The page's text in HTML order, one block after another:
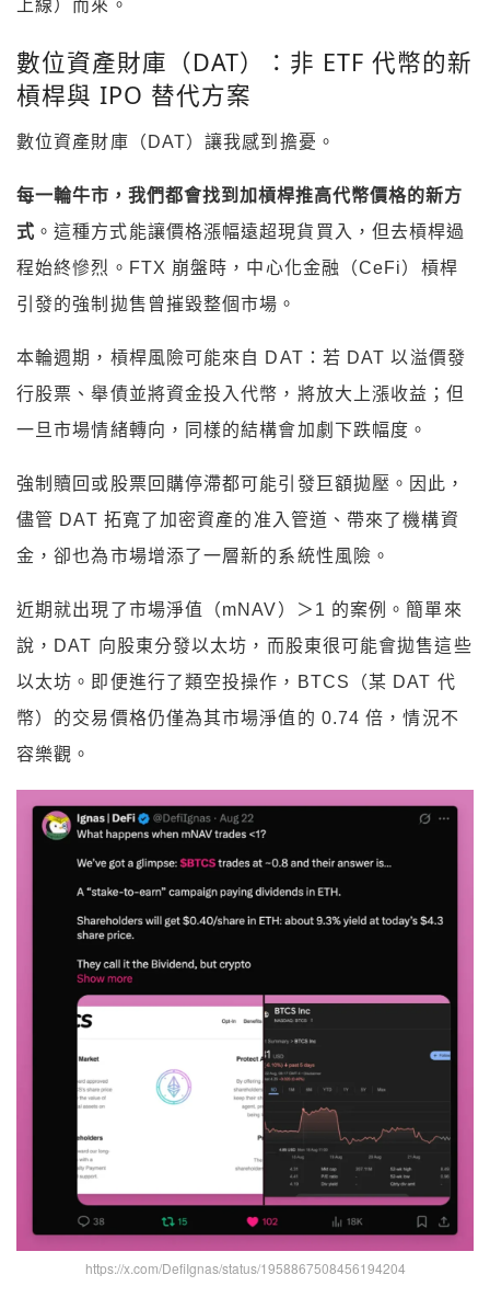
上線）而來。
數位資產財庫（DAT）：非 ETF 代幣的新
槓桿與 IPO 替代方案
數位資產財庫（DAT）讓我感到擔憂。
每一輪牛市，我們都會找到加槓桿推高代幣價格的新方
式 。這種方式能讓價格漲幅遠超現貨買入，但去槓桿過
程始終慘烈。FTX 崩盤時，中心化金融（CeFi）槓桿
引發的強制拋售曾摧毀整個市場。
本輪週期，槓桿風險可能來自 DAT：若 DAT 以溢價發
行股票、舉債並將資金投入代幣，將放大上漲收益；但
一旦市場情緒轉向，同樣的結構會加劇下跌幅度。
強制贖回或股票回購停滯都可能引發巨額拋壓。因此，
儘管 DAT 拓寬了加密資產的准入管道、帶來了機構資
金，卻也為市場增添了一層新的系統性風險。
近期就出現了市場淨值（mNAV）＞1 的案例。簡單來
說，DAT 向股東分發以太坊，而股東很可能會拋售這些
以太坊。即便進行了類空投操作，BTCS（某 DAT 代
幣）的交易價格仍僅為其市場淨值的 0.74 倍，情況不
容樂觀。
https://x.com/DefiIgnas/status/1958867508456194204